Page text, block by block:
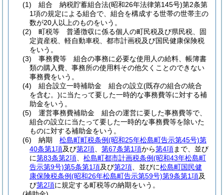
(1)
組合 納税貯蓄組合法(昭和26年法律第145号)第2条第
1項の規定による組合で、組合を構成する世帯の世帯主の
数が20人以上のものをいう。
(2)
町税等 普通徴収に係る個人の町民税及び県民税、固
定資産税、軽自動車税、都市計画税及び国民健康保険税
をいう。
(3)
事務費等 組合の事務に必要な使用人の給料、帳簿書
類の購入費、事務所の使用料その他欠くことのできない
事務費をいう。
(4)
組合設立一時補助金 組合の設立(既存の組合の統合
を含む。)に当たって要した一時的な事務費等に対する補
助金をいう。
(5)
運営事務費補助金 組合の運営に要した事務費等で、
組合の設立に当たって要した一時的な事務費等を除いた
ものに対する補助金をいう。
(6)
納期 松島町町税条例(昭和25年松島町告示第45号)第
40条第1項及び第2項 第67条第1項から第4項まで、並び
に第83条第2項 松島町都市計画税条例(昭和43年松島町
告示第9号)第5条第1項及び第2項 、並びに松島町国民健
康保険税条例(昭和26年松島町告示第59号)第9条第1項及
び第2項に規定する町税等の納期をいう。